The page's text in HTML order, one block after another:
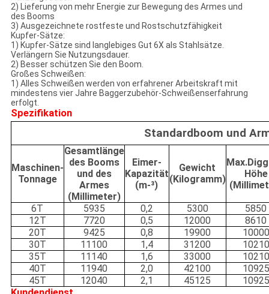
2) Lieferung von mehr Energie zur Bewegung des Armes und
des Booms
3) Ausgezeichnete rostfeste und Rostschutzfähigkeit
Kupfer-Sätze:
1) Kupfer-Sätze sind langlebiges Gut 6X als Stahlsätze.
Verlängern Sie Nutzungsdauer.
2) Besser schützen Sie den Boom.
Großes Schweißen:
1) Alles Schweißen werden von erfahrener Arbeitskraft mit
mindestens vier Jahre Baggerzubehör-Schweißenserfahrung
erfolgt.
Spezifikation
Standardboom und
Maschinen-
Tonnage
Gesamtlänge
des Booms
und des
Armes
(Millimeter)
Eimer-
Kapazität
(m-³)
Gewicht
(Kilogramm)
Höhe
6T 5935 0,2 5300
5850
12T
7720 0,5 12000
8610
20T
9425 0,8 19900
10000
30T
11100 1,4 31200
10210
35T
11140 1,6 33000
10210
40T
11940 2,0 42100
10925
45T
12040 2,1 45125
10925